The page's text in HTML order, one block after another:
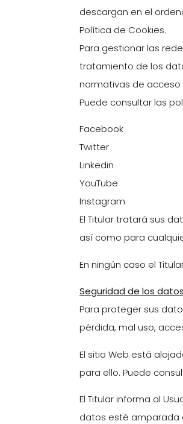
descargan en el
Política de Cookies.
Para gestionar las
tratamiento de los
normativas de
Puede consultar las
Facebook
Twitter
Linkedin
YouTube
Instagram
El Titular tratará sus
así como para
En ningún caso el
Seguridad de los
Para proteger sus
pérdida, mal uso,
El sitio Web está
para ello. Puede
El Titular informa al
datos esté amparada